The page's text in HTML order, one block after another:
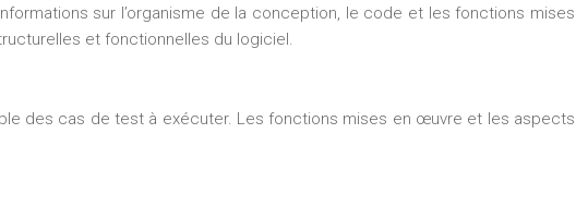
sur l’organisme de la conception, le code et les fonctions mises
et fonctionnelles du logiciel.
des cas de test à exécuter. Les fonctions mises en œuvre et les aspects